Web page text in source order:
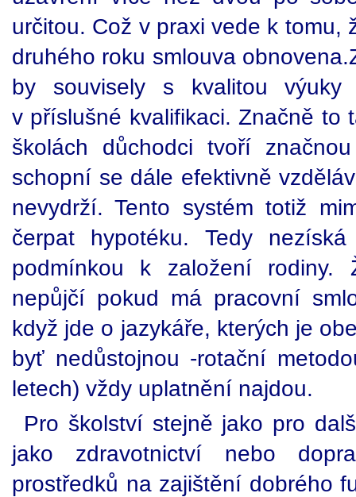
určitou. Což v praxi vede k tomu,
druhého roku smlouva
by souvisely s kvalitou výuky
v příslušné kvalifikaci. Značně to
školách důchodci tvoří
schopní se dále efektivně
nevydrží. Tento systém totiž
čerpat hypotéku. Tedy
podmínkou k založení rodiny.
nepůjčí pokud má pracovní
když jde o jazykáře, kterých je
byť nedůstojnou -rotační
letech) vždy uplatnění najdou.
Pro školství stejně jako pro
jako zdravotnictví nebo
prostředků na zajištění dobrého